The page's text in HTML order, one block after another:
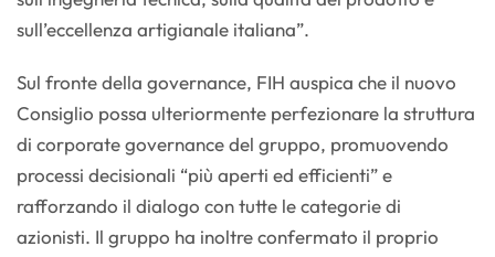
sull’eccellenza artigianale italiana”.
Sul fronte della governance, FIH auspica che il nuovo
Consiglio possa ulteriormente perfezionare la struttura
di corporate governance del gruppo, promuovendo
processi decisionali “più aperti ed efficienti” e
rafforzando il dialogo con tutte le categorie di
azionisti. Il gruppo ha inoltre confermato il proprio